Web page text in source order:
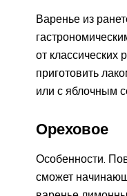
Варенье из
от классических
приготовить
или с яблочным
Ореховое
Особенности.
сможет